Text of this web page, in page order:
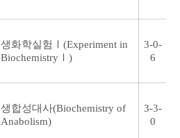
생화학실험Ⅰ(Experiment in
BiochemistryⅠ)
3-0-
6
생합성대사(Biochemistry of
Anabolism)
3-3-
0